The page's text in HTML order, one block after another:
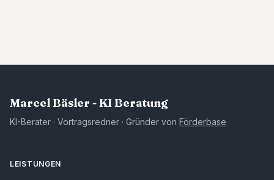
Marcel Bäsler - KI Beratung
KI-Berater · Vortragsredner · Gründer von Förderbase
LEISTUNGEN